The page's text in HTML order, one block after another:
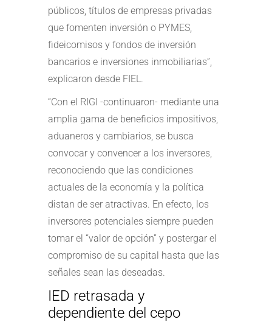
públicos, títulos de empresas privadas
que fomenten inversión o PYMES,
fideicomisos y fondos de inversión
bancarios e inversiones inmobiliarias”,
explicaron desde FIEL.
“Con el RIGI -continuaron- mediante una
amplia gama de beneficios impositivos,
aduaneros y cambiarios, se busca
convocar y convencer a los inversores,
reconociendo que las condiciones
actuales de la economía y la política
distan de ser atractivas. En efecto, los
inversores potenciales siempre pueden
tomar el “valor de opción” y postergar el
compromiso de su capital hasta que las
señales sean las deseadas.
IED retrasada y
dependiente del cepo